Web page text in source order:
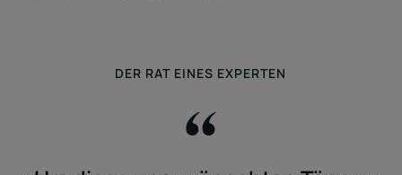
DER RAT EINES EXPERTEN